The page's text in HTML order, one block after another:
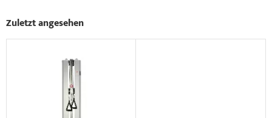
Zuletzt angesehen